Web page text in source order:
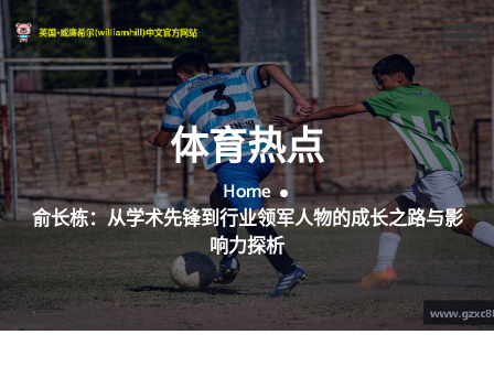
体育热点
Home
俞长栋：从学术先锋到行业领军人物的成长之路与影
响力探析